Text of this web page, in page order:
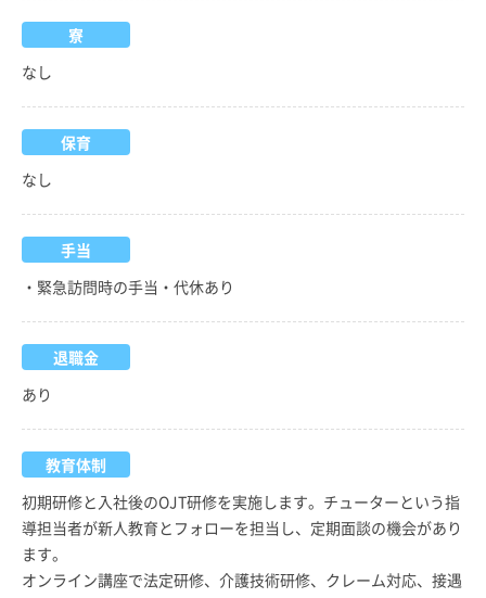
寮
なし
保育
なし
手当
・緊急訪問時の手当・代休あり
退職金
あり
教育体制
初期研修と入社後のOJT研修を実施します。チューターという指
導担当者が新人教育とフォローを担当し、定期面談の機会があり
ます。
オンライン講座で法定研修、介護技術研修、クレーム対応、接遇